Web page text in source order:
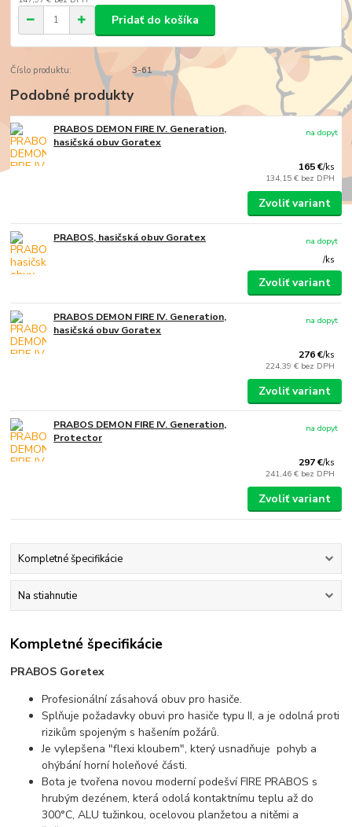
Pridať do košíka
Číslo produktu: 3-61
Podobné produkty
PRABOS DEMON FIRE IV. Generation,
hasičská obuv Goratex
165 €/ks
134,15 € bez DPH
na dopyt
Zvoliť variant
PRABOS, hasičská obuv Goratex
/ks
na dopyt
Zvoliť variant
PRABOS DEMON FIRE IV. Generation,
hasičská obuv Goratex
276 €/ks
224,39 € bez DPH
na dopyt
Zvoliť variant
PRABOS DEMON FIRE IV. Generation,
Protector
297 €/ks
241,46 € bez DPH
na dopyt
Zvoliť variant
Kompletné špecifikácie
Na stiahnutie
Kompletné špecifikácie
PRABOS Goretex
Profesionální zásahová obuv pro hasiče.
Splňuje požadavky obuvi pro hasiče typu II, a je odolná proti
rizikům spojeným s hašením požárů.
Je vylepšena "flexi kloubem", který usnadňuje pohyb a
ohýbání horní holeňové části.
Bota je tvořena novou moderní podešví FIRE PRABOS s
hrubým dezénem, která odolá kontaktnímu teplu až do
300°C, ALU tužinkou, ocelovou planžetou a nitěmi a